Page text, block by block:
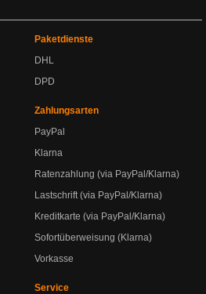
Paketdienste
DHL
DPD
Zahlungsarten
PayPal
Klarna
Ratenzahlung (via PayPal/Klarna)
Lastschrift (via PayPal/Klarna)
Kreditkarte (via PayPal/Klarna)
Sofortüberweisung (Klarna)
Vorkasse
Service